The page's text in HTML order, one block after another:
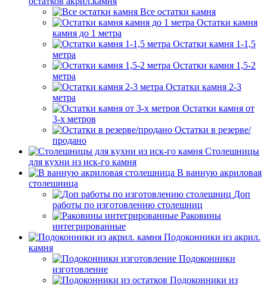
Все остатки камня
Остатки камня
камня до 1 метра
Остатки камня 1-1,5
метра
Остатки камня 1,5-2
метра
Остатки камня 2-3
метра
Остатки камня от
3-х метров
Остатки в резерве/
продано
Столешницы
для кухни из иск-го камня
В ванную акриловая
столешница
Доп
работы по изготовлению столешниц
Раковины
интегрированные
Подоконники из акрил.
камня
Подоконники
изготовление
Подоконники из